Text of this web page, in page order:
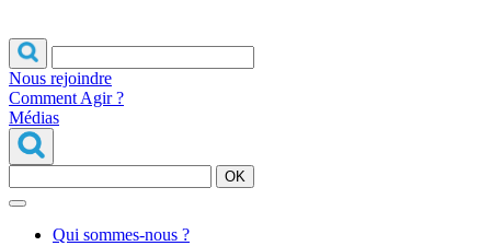
Nous rejoindre
Comment Agir ?
Médias
OK
Qui sommes-nous ?